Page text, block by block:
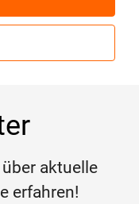
aktuelle
erfahren!